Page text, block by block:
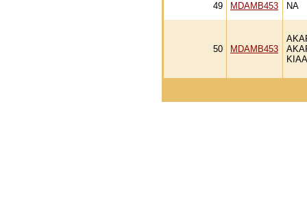
49 MDAMB453 NA
50 MDAMB453